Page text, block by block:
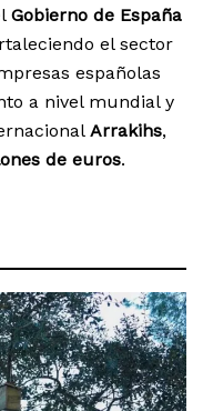
Gobierno de España
el sector
españolas
a nivel mundial y
Arrakihs,
de euros.